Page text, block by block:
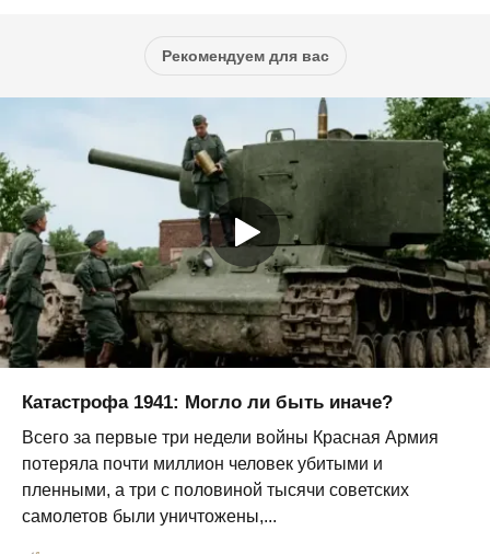
Рекомендуем для вас
Катастрофа 1941: Могло ли быть иначе?
Всего за первые три недели войны Красная Армия
потеряла почти миллион человек убитыми и
пленными, а три с половиной тысячи советских
самолетов были уничтожены,...